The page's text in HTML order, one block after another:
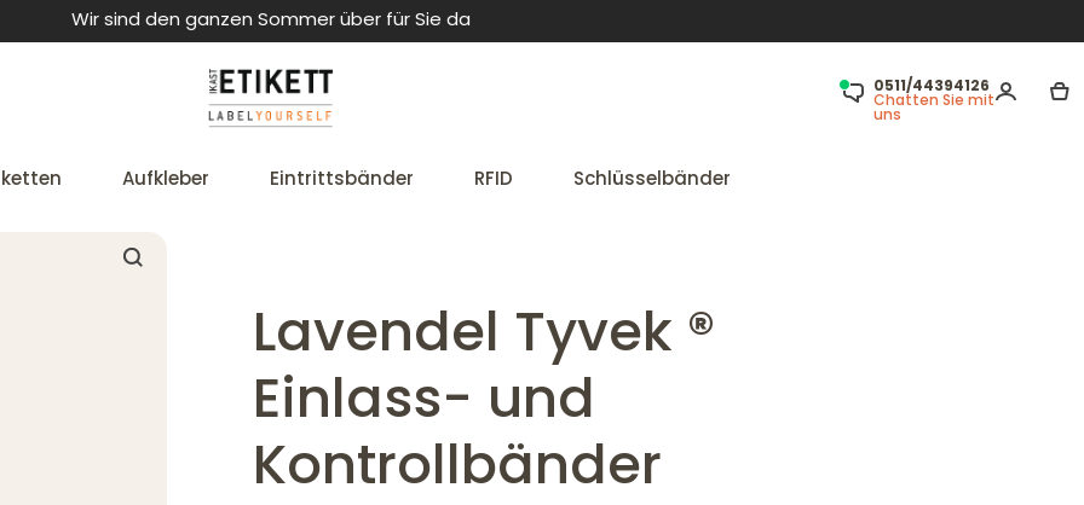
Wir sind den ganzen Sommer über für Sie da
0511/44394126
Chatten Sie mit
uns
Aufkleber Eintrittsbänder RFID Schlüsselbänder
Lavendel Tyvek ®
Einlass- und
Kontrollbänder